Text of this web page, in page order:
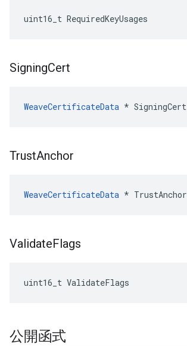
uint16_t RequiredKeyUsages
SigningCert
WeaveCertificateData * SigningCert
TrustAnchor
WeaveCertificateData * TrustAnchor
ValidateFlags
uint16_t ValidateFlags
公開函式